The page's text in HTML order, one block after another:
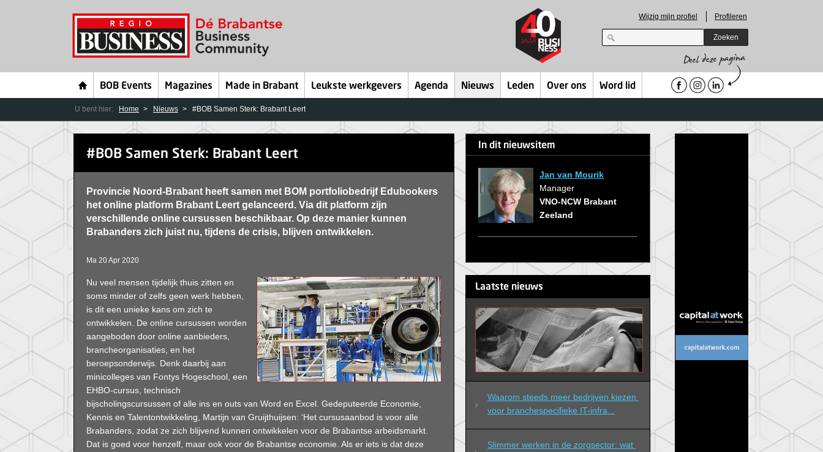
Wijzig mijn profiel Profileren
Zoeken
BOB Events Magazines Made in Brabant Leukste werkgevers Agenda Nieuws Leden Over ons Word lid
U bent hier: Home Nieuws #BOB Samen Sterk: Brabant Leert
#BOB Samen Sterk: Brabant Leert
Provincie Noord-Brabant heeft samen met BOM portfoliobedrijf Edubookers
het online platform Brabant Leert gelanceerd. Via dit platform zijn
verschillende online cursussen beschikbaar. Op deze manier kunnen
Brabanders zich juist nu, tijdens de crisis, blijven ontwikkelen.
Ma 20 Apr 2020
Nu veel mensen tijdelijk thuis zitten en
soms minder of zelfs geen werk hebben,
is dit een unieke kans om zich te
ontwikkelen. De online cursussen worden
aangeboden door online aanbieders,
brancheorganisaties, en het
beroepsonderwijs. Denk daarbij aan
minicolleges van Fontys Hogeschool, een
EHBO-cursus, technisch
bijscholingscursussen of alle ins en outs van Word en Excel. Gedeputeerde Economie,
Kennis en Talentontwikkeling, Martijn van Gruijthuijsen: ‘Het cursusaanbod is voor alle
Brabanders, zodat ze zich blijvend kunnen ontwikkelen voor de Brabantse arbeidsmarkt.
Dat is goed voor henzelf, maar ook voor de Brabantse economie. Als er iets is dat deze
In dit nieuwsitem
Jan van Mourik
Manager
VNO-NCW Brabant
Zeeland
Laatste nieuws
Waarom steeds meer bedrijven kiezen
voor branchespecifieke IT-infra...
Slimmer werken in de zorgsector: wat